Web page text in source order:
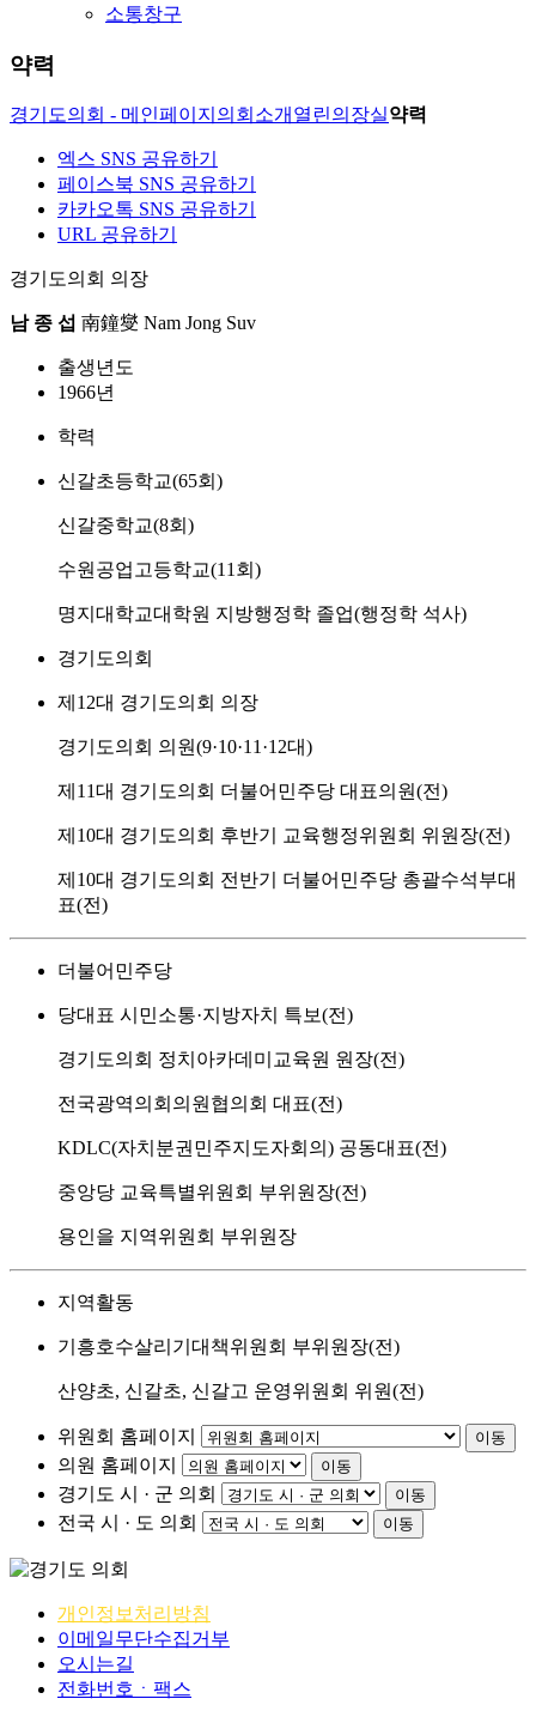
소통창구
약력
경기도의회 - 메인페이지 의회소개 열린의장실약력
엑스 SNS 공유하기
페이스북 SNS 공유하기
카카오톡 SNS 공유하기
URL 공유하기
경기도의회 의장
남 종 섭 南鐘燮 Nam Jong Suv
출생년도
1966년
학력
신갈초등학교(65회)
신갈중학교(8회)
수원공업고등학교(11회)
명지대학교대학원 지방행정학 졸업(행정학 석사)
경기도의회
제12대 경기도의회 의장
경기도의회 의원(9·10·11·12대)
제11대 경기도의회 더불어민주당 대표의원(전)
제10대 경기도의회 후반기 교육행정위원회 위원장(전)
제10대 경기도의회 전반기 더불어민주당 총괄수석부대
표(전)
더불어민주당
당대표 시민소통·지방자치 특보(전)
경기도의회 정치아카데미교육원 원장(전)
전국광역의회의원협의회 대표(전)
KDLC(자치분권민주지도자회의) 공동대표(전)
중앙당 교육특별위원회 부위원장(전)
용인을 지역위원회 부위원장
지역활동
기흥호수살리기대책위원회 부위원장(전)
산양초, 신갈초, 신갈고 운영위원회 위원(전)
위원회 홈페이지 이동
의원 홈페이지 이동
경기도 시 · 군 의회 이동
전국 시 · 도 의회 이동
개인정보처리방침
이메일무단수집거부
오시는길
전화번호ㆍ팩스